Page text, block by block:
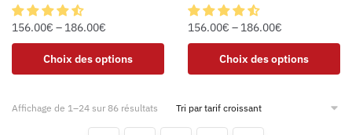
156.00€ – 186.00€
Choix des options
156.00€ – 186.00€
Choix des options
Affichage de 1–24 sur 86 résultats